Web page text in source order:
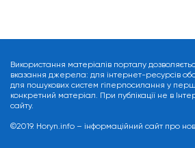
Використання матеріалів порталу
вказання джерела: для інтернет-ресурсів
для пошукових систем гіперпосилання у
конкретний матеріал. При публікації не в
сайту.
©2019. Horyn.info – інформаційний сайт про